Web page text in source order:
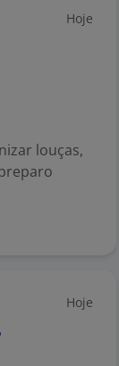
Hoje
louças,
Hoje